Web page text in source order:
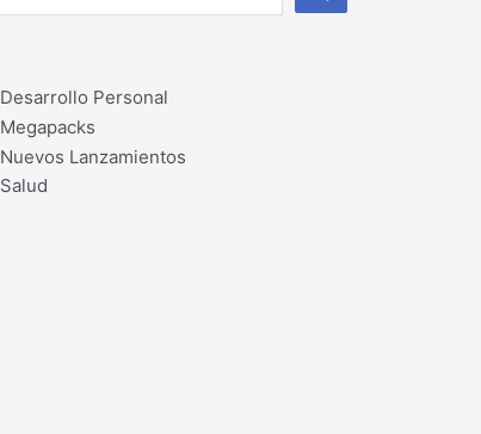
Desarrollo Personal
Megapacks
Nuevos Lanzamientos
Salud